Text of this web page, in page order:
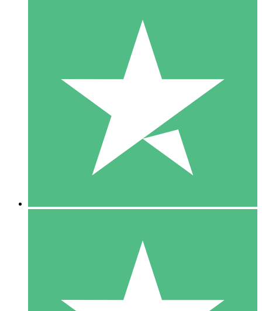
Individuella Kreditpaket
Betala per användning med nedladdningskrediter. Inget
1 Nedladdningar
10 00
10 Nedladdningar
20 00